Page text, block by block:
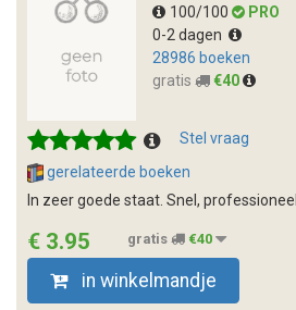
100/100
PRO
0-2 dagen
28986 boeken
gratis
€40
Stel vraag
gerelateerde boeken
In zeer goede staat. Snel,
€ 3.95 gratis €40
in winkelmandje